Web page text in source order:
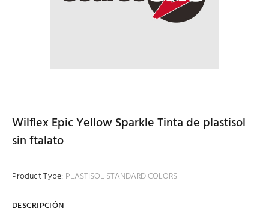
Wilflex Epic Yellow Sparkle Tinta de plastisol
sin ftalato
Product Type: PLASTISOL STANDARD COLORS
DESCRIPCIÓN